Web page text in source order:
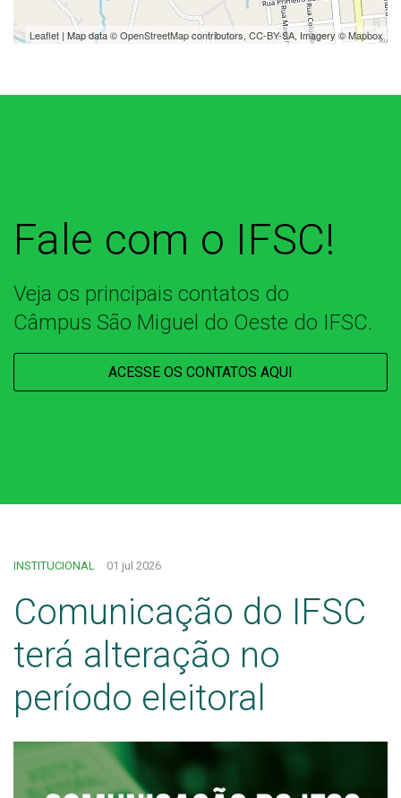
Leaflet | Map data ©OpenStreetMapcontributors, CC-BY-SA, Imagery ©Mapbox
Fale com o IFSC!
Veja os principais contatos do
Câmpus São Miguel do Oeste do IFSC.
ACESSE OS CONTATOS AQUI
INSTITUCIONAL 01 jul 2026
Comunicação do IFSC
terá alteração no
período eleitoral